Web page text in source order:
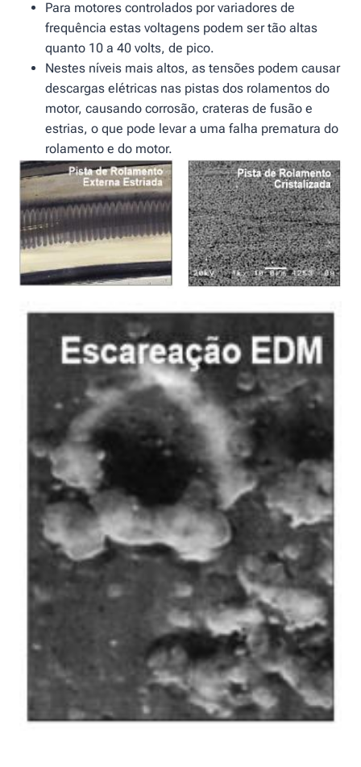
Para motores controlados por variadores de
frequência estas voltagens podem ser tão altas
quanto 10 a 40 volts, de pico.
Nestes níveis mais altos, as tensões podem causar
descargas elétricas nas pistas dos rolamentos do
motor, causando corrosão, crateras de fusão e
estrias, o que pode levar a uma falha prematura do
rolamento e do motor.